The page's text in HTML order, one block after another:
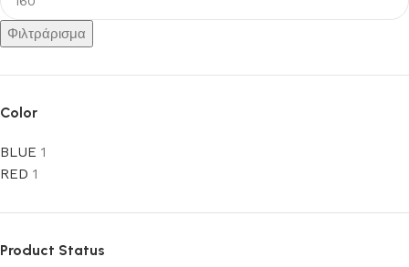
Φιλτράρισμα
Color
BLUE 1
RED 1
Product Status